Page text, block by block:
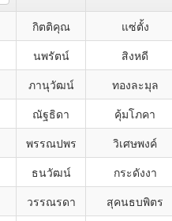
กิตติคุณ แซ่ตั้ง
นพรัตน์ สิงหดี
ภานุวัฒน์ ทองละมุล
ณัฐธิดา คุ้มโภคา
พรรณปพร วิเศษพงค์
ธนวัฒน์ กระดังงา
วรรณรดา สุคนธบพิตร